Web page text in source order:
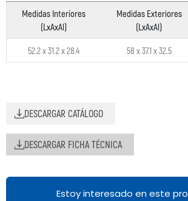
Medidas Interiores
(LxAxAl)
Medidas Exteriores
(LxAxAl)
52.2 x 31.2 x 28.4 58 x 37.1 x 32.5
DESCARGAR CATÁLOGO
DESCARGAR FICHA TÉCNICA
Estoy interesado en este